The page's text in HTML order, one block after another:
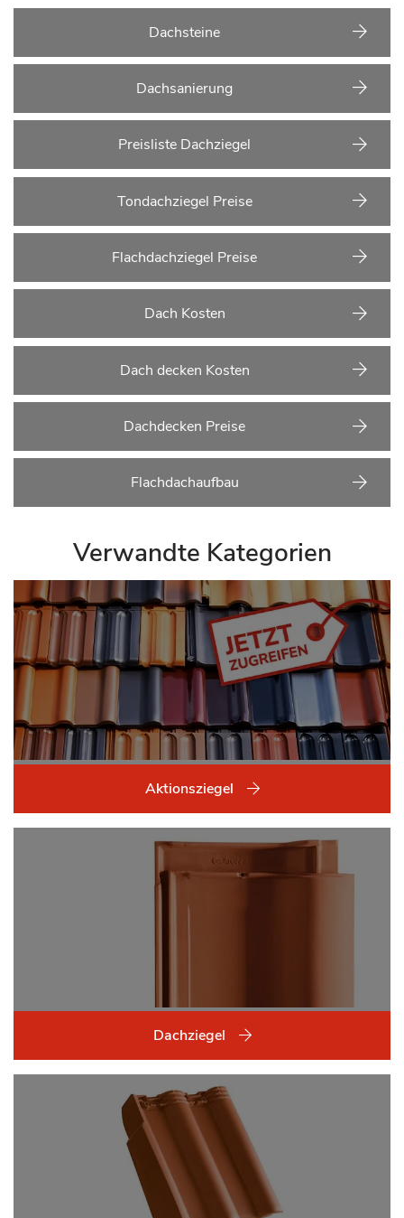
Dachsteine
Dachsanierung
Preisliste Dachziegel
Tondachziegel Preise
Flachdachziegel Preise
Dach Kosten
Dach decken Kosten
Dachdecken Preise
Flachdachaufbau
Verwandte Kategorien
Aktionsziegel
Dachziegel